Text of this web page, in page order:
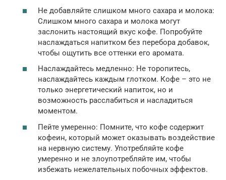
Не добавляйте слишком много сахара и молока:
Слишком много сахара и молока могут
заслонить настоящий вкус кофе. Попробуйте
наслаждаться напитком без перебора добавок,
чтобы ощутить все оттенки его аромата.
Наслаждайтесь медленно: Не торопитесь,
наслаждайтесь каждым глотком. Кофе – это не
только энергетический напиток, но и
возможность расслабиться и насладиться
моментом.
Пейте умеренно: Помните, что кофе содержит
кофеин, который может оказывать воздействие
на нервную систему. Употребляйте кофе
умеренно и не злоупотребляйте им, чтобы
избежать нежелательных побочных эффектов.